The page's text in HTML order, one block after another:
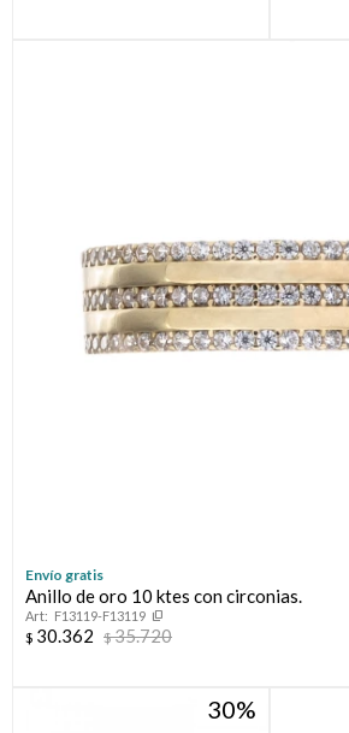
Envío gratis
Anillo de oro 10 ktes con circonias.
F13119-F13119
$ 30.362 $35.720
30